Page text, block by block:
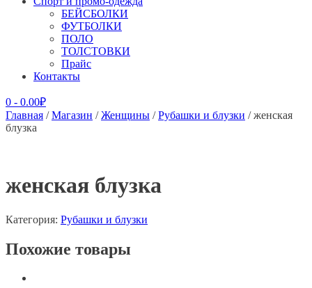
БЕЙСБОЛКИ
ФУТБОЛКИ
ПОЛО
ТОЛСТОВКИ
Прайс
Контакты
0 - 0.00₽
Главная /Магазин /Женщины /Рубашки и блузки / женская
блузка
женская блузка
Категория: Рубашки и блузки
Похожие товары